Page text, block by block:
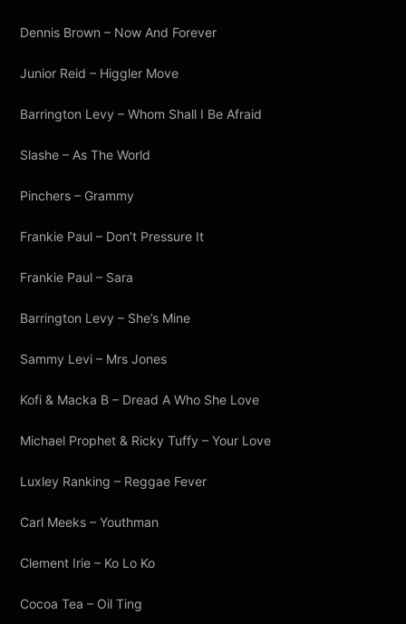
Dennis Brown – Now And Forever
Junior Reid – Higgler Move
Barrington Levy – Whom Shall I Be Afraid
Slashe – As The World
Pinchers – Grammy
Frankie Paul – Don’t Pressure It
Frankie Paul – Sara
Barrington Levy – She’s Mine
Sammy Levi – Mrs Jones
Kofi & Macka B – Dread A Who She Love
Michael Prophet & Ricky Tuffy – Your Love
Luxley Ranking – Reggae Fever
Carl Meeks – Youthman
Clement Irie – Ko Lo Ko
Cocoa Tea – Oil Ting